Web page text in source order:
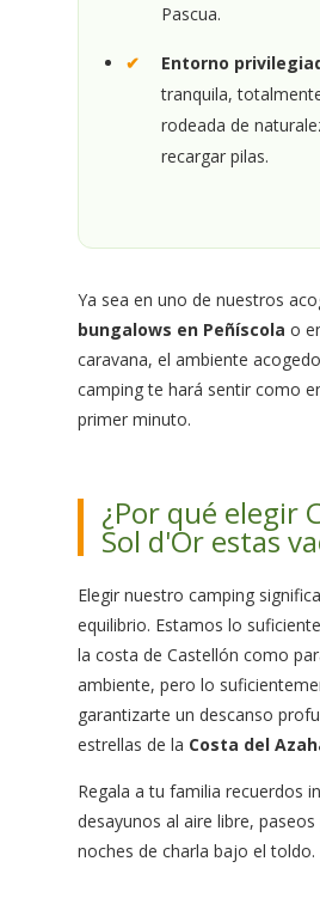
Pascua.
Entorno
tranquila,
rodeada de
recargar pilas.
Ya sea en uno de nuestros
bungalows en Peñíscola o
caravana, el ambiente
camping te hará sentir como
primer minuto.
¿Por qué elegir
Sol d'Or estas
Elegir nuestro camping
equilibrio. Estamos lo
la costa de Castellón como
ambiente, pero lo
garantizarte un descanso
estrellas de la Costa del
Regala a tu familia recuerdos
desayunos al aire libre,
noches de charla bajo el toldo.